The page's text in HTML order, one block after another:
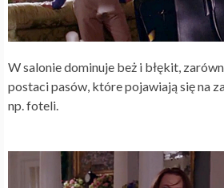
W salonie dominuje beż i błękit,
postaci pasów, które pojawiają się na
np. foteli.